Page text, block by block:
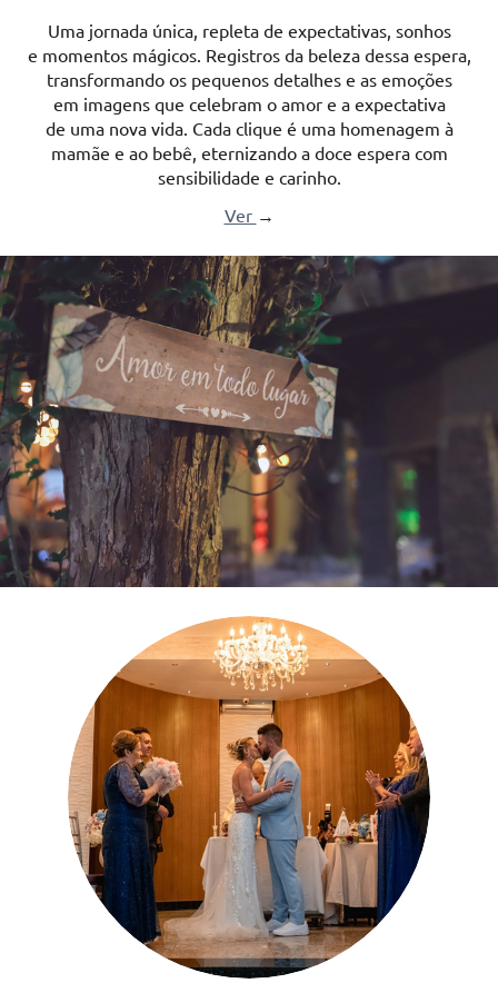
Uma jornada única, repleta de expectativas, sonhos
e momentos mágicos. Registros da beleza dessa espera,
transformando os pequenos detalhes e as emoções
em imagens que celebram o amor e a expectativa
de uma nova vida. Cada clique é uma homenagem à
mamãe e ao bebê, eternizando a doce espera com
sensibilidade e carinho.
Ver →